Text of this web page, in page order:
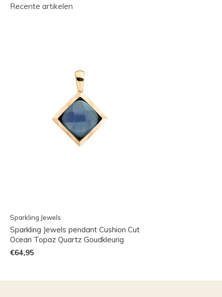
Recente artikelen
Sparkling Jewels
Sparkling Jewels pendant Cushion Cut
Ocean Topaz Quartz Goudkleurig
€64,95